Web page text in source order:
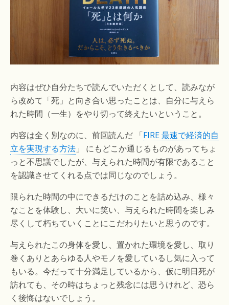
内容はぜひ自分たちで読んでいただくとして、読みなが
ら改めて「死」と向き合い思ったことは、自分に与えら
れた時間（一生）をやり切って終えたいということ。
内容は全く別なのに、前回読んだ 「FIRE 最速で経済的自
立を実現する方法 」 にもどこか通じるものがあってちょ
っと不思議でしたが、与えられた時間が有限であること
を認識させてくれる点では同じなのでしょう。
限られた時間の中にできるだけのことを詰め込み、様々
なことを体験し、大いに笑い、与えられた時間を楽しみ
尽くして朽ちていくことにこだわりたいと思うのです。
与えられたこの身体を愛し、置かれた環境を愛し、取り
巻くありとあらゆる人やモノを愛しているし気に入って
もいる。今だって十分満足しているから、仮に明日死が
訪れても、その時はちょっと残念には思うけれど、恐ら
く後悔はないでしょう。